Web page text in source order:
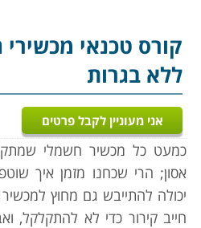
קורס טכנאי
ללא בגרות
אני מעוניין לקבל פרטים
כמעט כל מכשיר חשמלי
אסון; הרי שכחנו מזמן איך
יכולה להתייבש גם מחוץ
חייב קירור כדי לא להתקלקל,